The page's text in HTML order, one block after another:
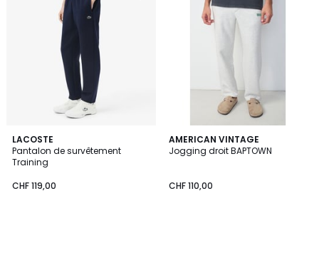
LACOSTE
Pantalon de survêtement
Training
CHF 119,00
AMERICAN VINTAGE
Jogging droit BAPTOWN
CHF 110,00